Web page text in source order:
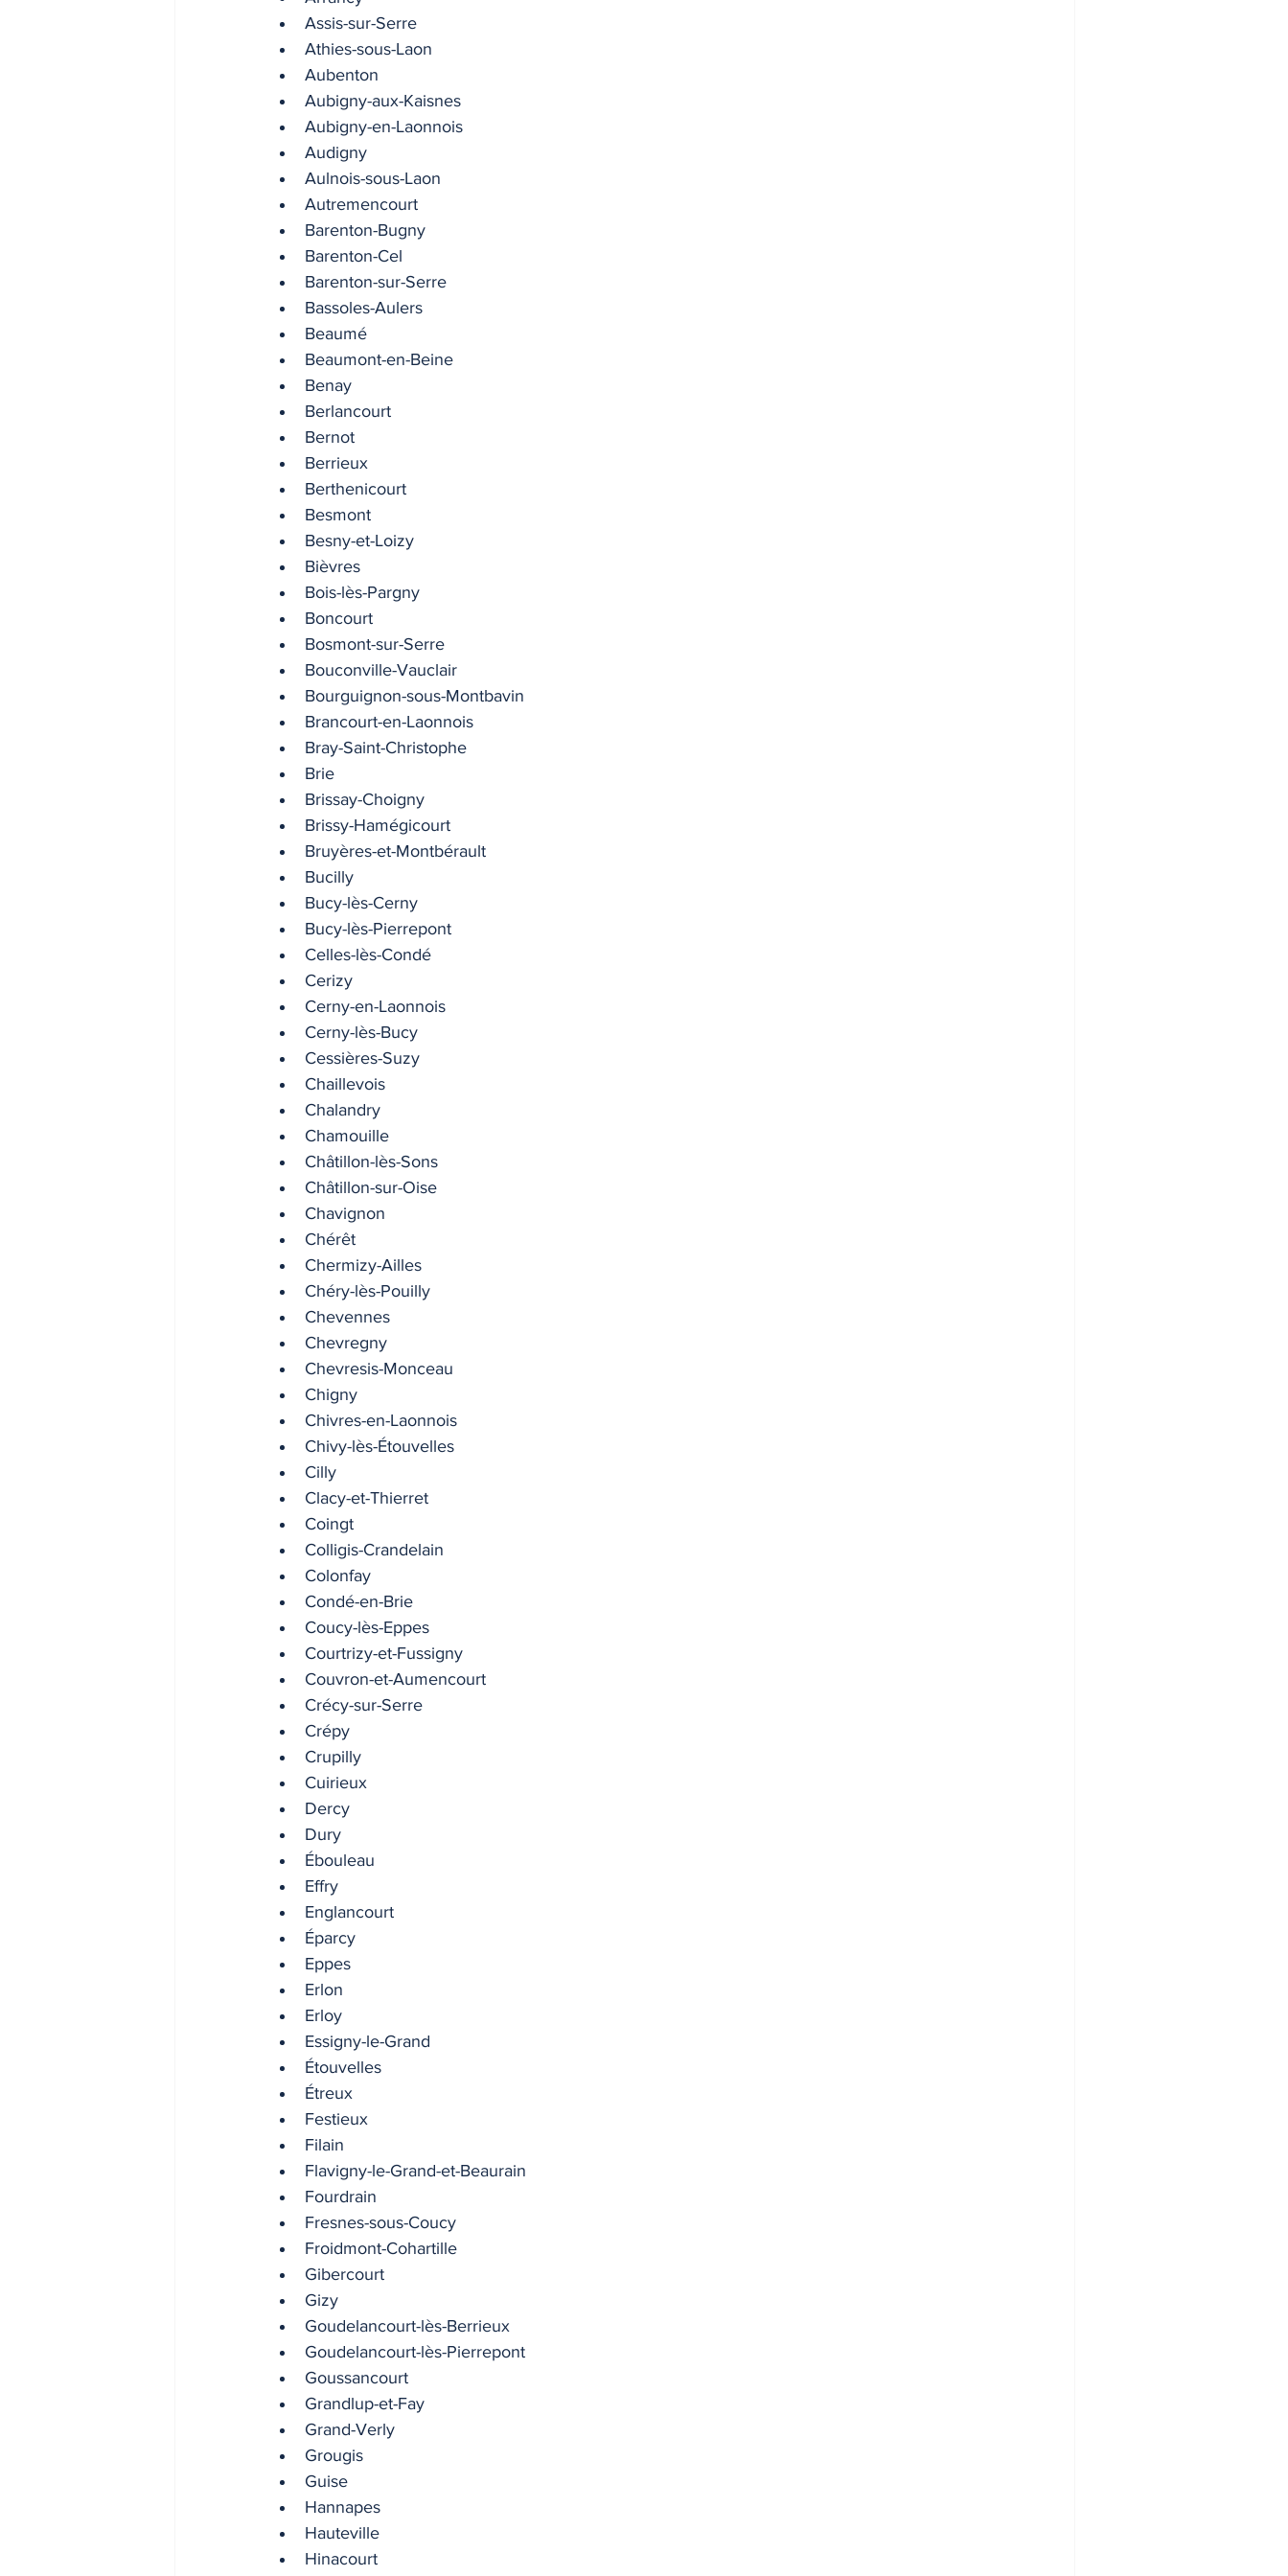
INDICES & INDEX VIE PRATIQUE
Assis-sur-Serre
Athies-sous-Laon
Aubenton
Aubigny-aux-Kaisnes
Aubigny-en-Laonnois
Audigny
Aulnois-sous-Laon
Autremencourt
Barenton-Bugny
Barenton-Cel
Barenton-sur-Serre
Bassoles-Aulers
Beaumé
Beaumont-en-Beine
Benay
Berlancourt
Bernot
Berrieux
Berthenicourt
Besmont
Besny-et-Loizy
Bièvres
Bois-lès-Pargny
Boncourt
Bosmont-sur-Serre
Bouconville-Vauclair
Bourguignon-sous-Montbavin
Brancourt-en-Laonnois
Bray-Saint-Christophe
Brie
Brissay-Choigny
Brissy-Hamégicourt
Bruyères-et-Montbérault
Bucilly
Bucy-lès-Cerny
Bucy-lès-Pierrepont
Celles-lès-Condé
Cerizy
Cerny-en-Laonnois
Cerny-lès-Bucy
Cessières-Suzy
Chaillevois
Chalandry
Chamouille
Châtillon-lès-Sons
Châtillon-sur-Oise
Chavignon
Chérêt
Chermizy-Ailles
Chéry-lès-Pouilly
Chevennes
Chevregny
Chevresis-Monceau
Chigny
Chivres-en-Laonnois
Chivy-lès-Étouvelles
Cilly
Clacy-et-Thierret
Coingt
Colligis-Crandelain
Colonfay
Condé-en-Brie
Coucy-lès-Eppes
Courtrizy-et-Fussigny
Couvron-et-Aumencourt
Crécy-sur-Serre
Crépy
Crupilly
Cuirieux
Dercy
Dury
Ébouleau
Effry
Englancourt
Éparcy
Eppes
Erlon
Erloy
Essigny-le-Grand
Étouvelles
Étreux
Festieux
Filain
Flavigny-le-Grand-et-Beaurain
Fourdrain
Fresnes-sous-Coucy
Froidmont-Cohartille
Gibercourt
Gizy
Goudelancourt-lès-Berrieux
Goudelancourt-lès-Pierrepont
Goussancourt
Grandlup-et-Fay
Grand-Verly
Grougis
Guise
Hannapes
Hauteville
Hinacourt